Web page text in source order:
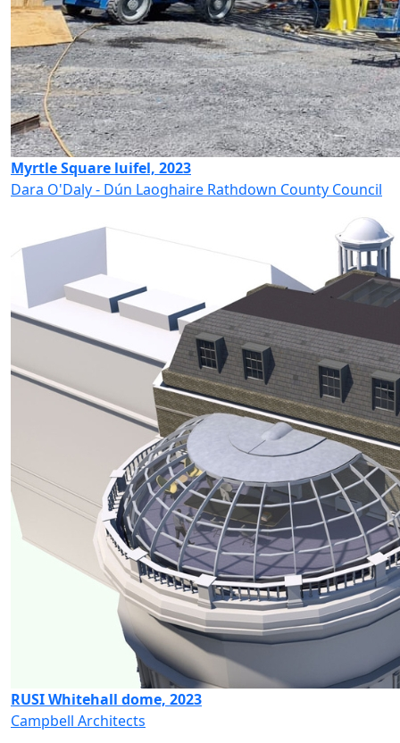
Myrtle Square luifel, 2023
Dara O'Daly - Dún Laoghaire Rathdown County Council
RUSI Whitehall dome, 2023
Campbell Architects